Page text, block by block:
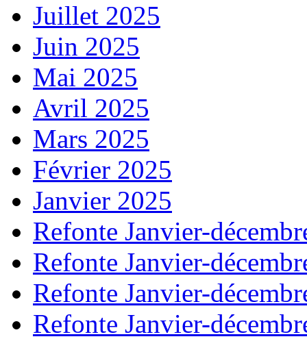
Juillet 2025
Juin 2025
Mai 2025
Avril 2025
Mars 2025
Février 2025
Janvier 2025
Refonte Janvier-
Refonte Janvier-
Refonte Janvier-
Refonte Janvier-